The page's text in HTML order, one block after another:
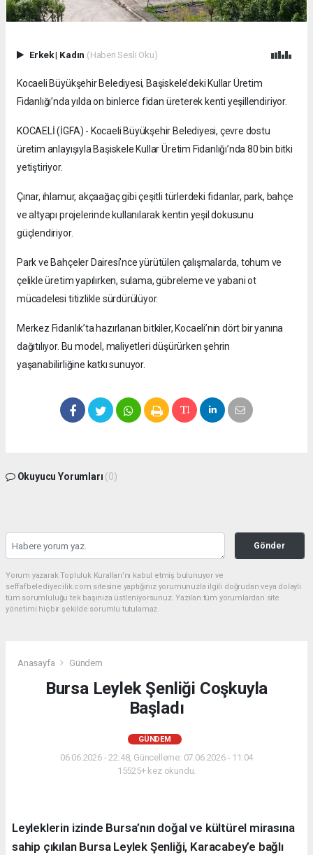
Erkek| Kadın (Haberi Sesli Oku)
Kocaeli Büyükşehir Belediyesi, Başiskele’deki Kullar Üretim
Fidanlığı’nda yılda on binlerce fidan üreterek kenti yeşillendiriyor.
KOCAELİ (İGFA) - Kocaeli Büyükşehir Belediyesi, çevre dostu
üretim anlayışıyla Başiskele Kullar Üretim Fidanlığı’nda 80 bin bitki
yetiştiriyor.
Çınar, ıhlamur, akçaağaç gibi çeşitli türlerdeki fidanlar, park, bahçe
ve altyapı projelerinde kullanılarak kentin yeşil dokusunu
güçlendiriyor.
Park ve Bahçeler Dairesi’nce yürütülen çalışmalarda, tohum ve
çelikle üretim yapılırken, sulama, gübreleme ve yabani ot
mücadelesi titizlikle sürdürülüyor.
Merkez Fidanlık’ta hazırlanan bitkiler, Kocaeli’nin dört bir yanına
dağıtılıyor. Bu model, maliyetleri düşürürken şehrin
yaşanabilirliğine katkı sunuyor.
Okuyucu Yorumları (0)
Gönder
Yorum yazarak Topluluk Kuralları’nı kabul etmiş bulunuyor ve
seffafbelediyecilik.com sitesine yaptığınız yorumunuzla ilgili doğrudan veya dolaylı
tüm sorumluluğu tek başınıza üstleniyorsunuz. Yazılan tüm yorumlardan site
yönetimi hiçbir şekilde sorumlu tutulamaz.
Anasayfa Gündem
Bursa Leylek Şenliği Coşkuyla
Başladı
GÜNDEM
06.06.2026 - 22:48, Güncelleme: 07.06.2026 - 11:04
15525+ kez okundu.
Leyleklerin izinde Bursa’nın doğal ve kültürel mirasına
sahip çıkılan Bursa Leylek Şenliği, Karacabey’e bağlı